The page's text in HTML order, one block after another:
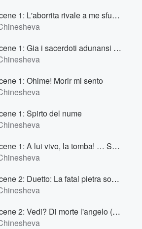
Aida, Act IV Scene 1: L'aborrita rivale a me sfuggia (Amneris)
Aida, Act IV Scene 1: Gia i sacerdoti adunansi (Amneris, Radames)
1: Ohime! Morir mi sento
1: Spirto del nume
Aida, Act IV Scene 1: A lui vivo, la tomba! … Sacerdoti: compiste un delitto! (Amneris, Ramfis, Sacerdoti)
Aida, Act IV Scene 2: Duetto: La fatal pietra sovra me si chiuse
Aida, Act IV Scene 2: Vedi? Di morte l'angelo (Radames, Aida)